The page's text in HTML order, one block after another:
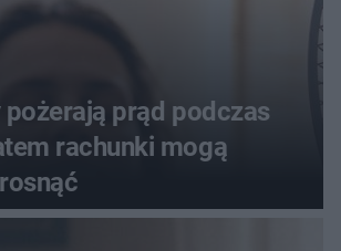
prąd podczas
rachunki mogą